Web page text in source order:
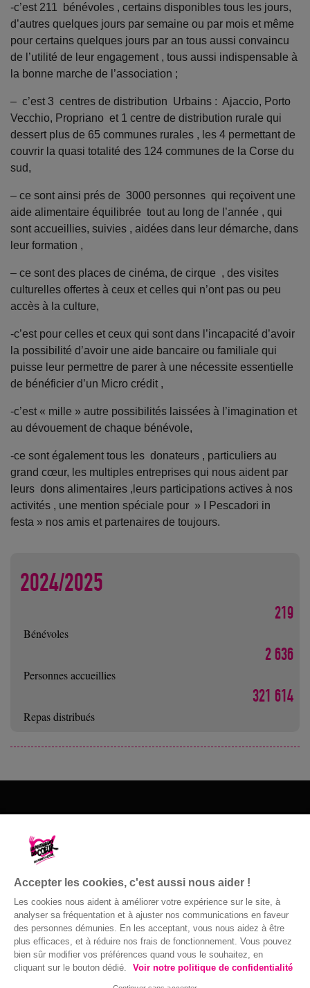
-c’est 211 bénévoles , certains disponibles tous les jours,
d’autres quelques jours par semaine ou par mois et même
pour certains quelques jours par an tous aussi convaincu
de l’utilité de leur engagement , tous aussi indispensable à
la bonne marche de l’association ;
– c’est 3 centres de distribution Urbains : Ajaccio, Porto
Vecchio, Propriano et 1 centre de distribution rurale qui
dessert plus de 65 communes rurales , les 4 permettant de
couvrir la quasi totalité des 124 communes de la Corse du
sud,
– ce sont ainsi prés de 3000 personnes qui reçoivent une
aide alimentaire équilibrée tout au long de l’année , qui
sont accueillies, suivies , aidées dans leur démarche, dans
leur formation ,
– ce sont des places de cinéma, de cirque , des visites
culturelles offertes à ceux et celles qui n’ont pas ou peu
accès à la culture,
-c’est pour celles et ceux qui sont dans l’incapacité d’avoir
la possibilité d’avoir une aide bancaire ou familiale qui
puisse leur permettre de parer à une nécessite essentielle
de bénéficier d’un Micro crédit ,
-c’est « mille » autre possibilités laissées à l’imagination et
au dévouement de chaque bénévole,
-ce sont également tous les donateurs , particuliers au
grand cœur, les multiples entreprises qui nous aident par
leurs dons alimentaires ,leurs participations actives à nos
activités , une mention spéciale pour » I Pescadori in
festa » nos amis et partenaires de toujours.
2024/2025
219
Bénévoles
2 636
Personnes accueillies
321 614
Repas distribués
Rue Nicolas Peraldi
20090 Ajaccio
04 95 26 31 70
Nous contacter
© Gaston Bergeret
Accepter les cookies, c'est aussi nous aider !
Les cookies nous aident à améliorer votre expérience sur le site, à
analyser sa fréquentation et à ajuster nos communications en faveur
des personnes démunies. En les acceptant, vous nous aidez à être
plus efficaces, et à réduire nos frais de fonctionnement. Vous pouvez
bien sûr modifier vos préférences quand vous le souhaitez, en
cliquant sur le bouton dédié.
Voir notre politique de confidentialité